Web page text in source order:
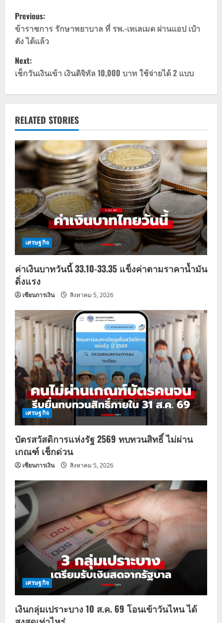
P
o
s
t
n
a
v
i
g
a
t
i
o
n
Previous:
ข้าราชการ รักษาพยาบาล ที่ รพ.-เทเลเมด ผ่านแอป เป๋า
ตัง ได้แล้ว
Next:
เช็กวันเงินเข้า เงินดิจิทัล 10,000 บาท ใช้จ่ายได้ 2 แบบ
RELATED STORIES
เศรษฐกิจ
ค่าเงินบาทวันนี้ 33.10-33.35 แข็งค่าตามราคาน้ำมัน
ดิ่งแรง
เซียนการเงิน สิงหาคม 5, 2026
เศรษฐกิจ
บัตรสวัสดิการแห่งรัฐ 2569 ทบทวนสิทธิ์ ไม่ผ่าน
เกณฑ์ เช็กด่วน
เซียนการเงิน สิงหาคม 5, 2026
เศรษฐกิจ
เงินกลุ่มเปราะบาง 10 ส.ค. 69 โอนเข้าวันไหน ได้